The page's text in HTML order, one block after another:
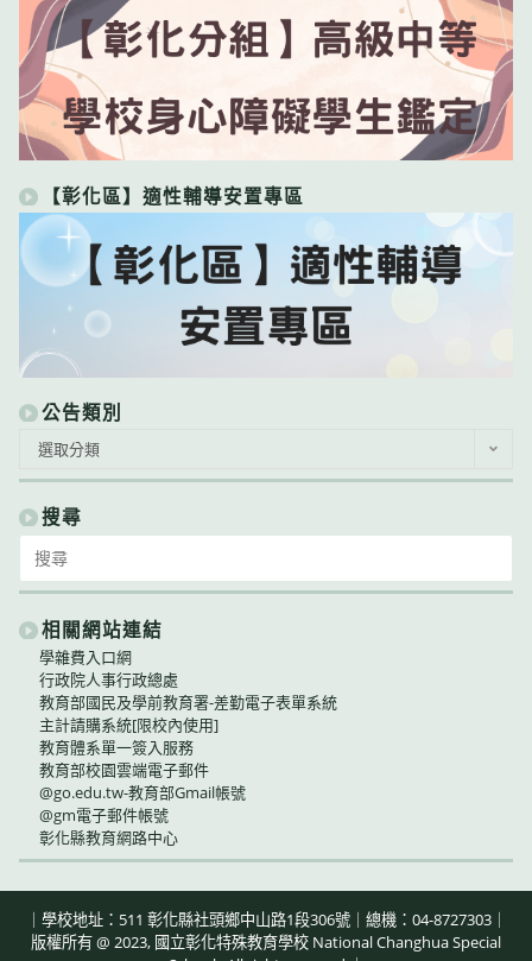
【彰化區】適性輔導安置專區
公告類別
類
別
選取分類
搜尋
for:
相關網站連結
學雜費入口網
行政院人事行政總處
教育部國民及學前教育署-差勤電子表單系統
主計請購系統[限校內使用]
教育體系單一簽入服務
教育部校園雲端電子郵件
@go.edu.tw-教育部Gmail帳號
@gm電子郵件帳號
彰化縣教育網路中心
｜學校地址：511 彰化縣社頭鄉中山路1段306號｜總機：04-8727303｜
版權所有 @ 2023, 國立彰化特殊教育學校 National Changhua Special